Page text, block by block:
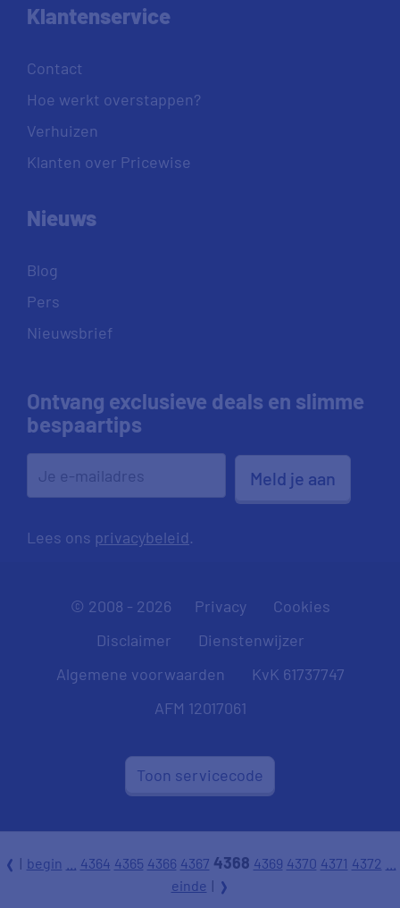
l | begin 4364 4365 4366 4367 4368 4369 4370 4371 4372
einde | r
Klantenservice
Contact
Hoe werkt overstappen?
Verhuizen
Klanten over Pricewise
Nieuws
Blog
Pers
Nieuwsbrief
Ontvang exclusieve deals en slimme
bespaartips
Meld je aan
Lees ons privacybeleid.
© 2008 - 2026 Privacy
Cookies
Disclaimer
Dienstenwijzer
Algemene voorwaarden
KvK 61737747
AFM 12017061
Toon servicecode